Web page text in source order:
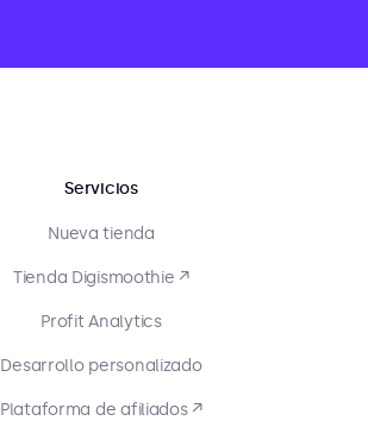
Servicios
Nueva tienda
Tienda Digismoothie ↗
Profit Analytics
Desarrollo personalizado
Plataforma de afiliados ↗